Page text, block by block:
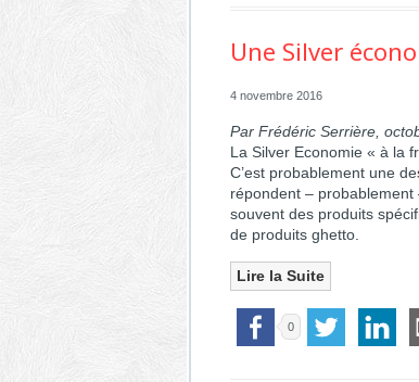
Une Silver
4 novembre 2016
Par Frédéric Serrière,
La Silver Economie « à la
C’est probablement une
répondent –
souvent des produits
de produits ghetto
Lire la Suite
0